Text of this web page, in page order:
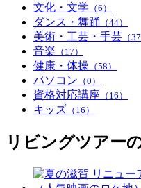
文化・文学 （6）
ダンス・舞踊 （44）
美術・工芸・手芸 （37
音楽 （17）
健康・体操 （58）
パソコン （0）
資格対応講座 （16）
キッズ （16）
リビングツアー